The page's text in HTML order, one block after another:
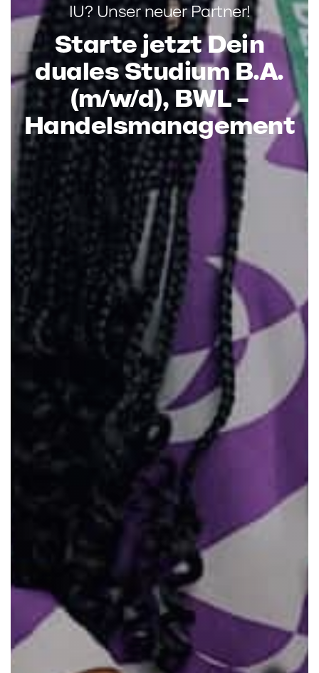
IU? Unser neuer Partner!
Starte jetzt Dein
duales Studium B.A.
(m/w/d), BWL –
Handelsmanagement